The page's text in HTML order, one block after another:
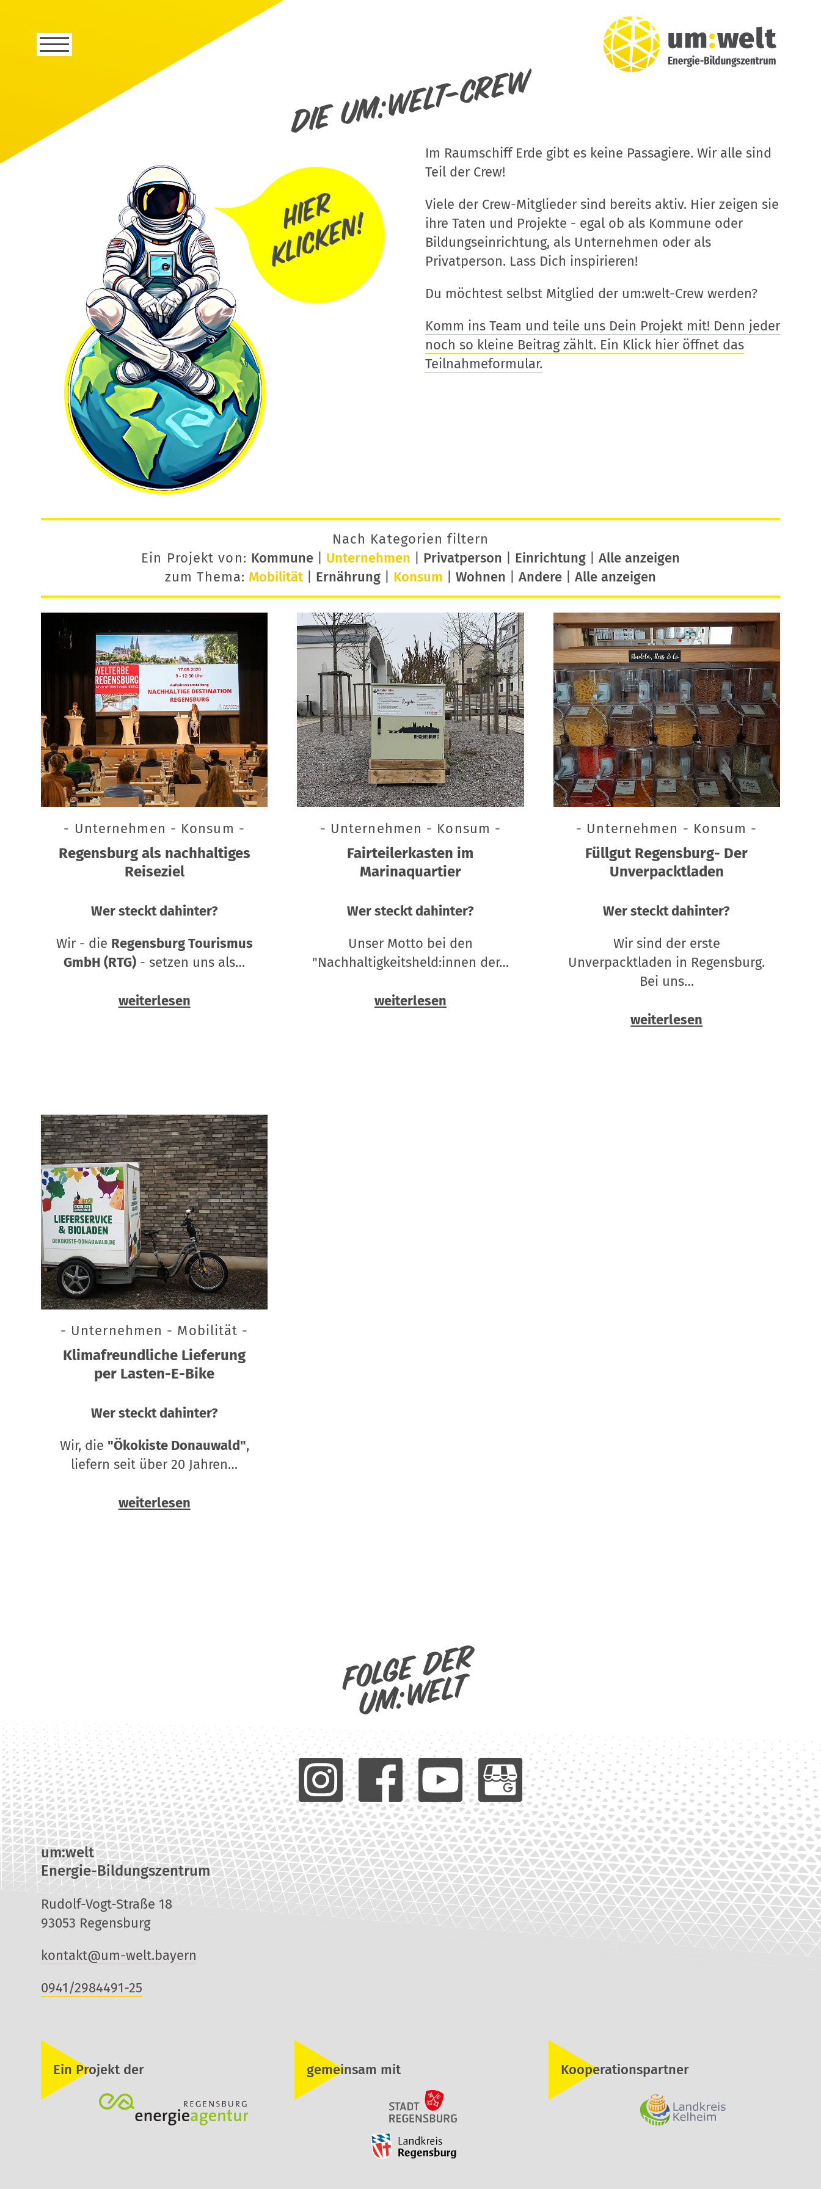
Die um:welt-Crew
Im Raumschiff Erde gibt es keine Passagiere. Wir alle sind
Teil der Crew!
Viele der Crew-Mitglieder sind bereits aktiv. Hier zeigen sie
ihre Taten und Projekte - egal ob als Kommune oder
Bildungseinrichtung, als Unternehmen oder als
Privatperson. Lass Dich inspirieren!
Du möchtest selbst Mitglied der um:welt-Crew werden?
Komm ins Team und teile uns Dein Projekt mit! Denn jeder
noch so kleine Beitrag zählt. Ein Klick hier öffnet das
Teilnahmeformular.
Nach Kategorien filtern
Ein Projekt von: Kommune| Unternehmen Privatperson Einrichtung| Alle anzeigen
zum Thema: Mobilität Ernährung Konsum Wohnen Andere Alle anzeigen
- Unternehmen - Konsum -
Regensburg als nachhaltiges
Reiseziel
Wer steckt dahinter?
Wir - die Regensburg Tourismus
GmbH (RTG) - setzen uns als…
weiterlesen
- Unternehmen - Konsum -
Fairteilerkasten im
Marinaquartier
Wer steckt dahinter?
Unser Motto bei den
"Nachhaltigkeitsheld:innen der…
weiterlesen
- Unternehmen - Konsum -
Füllgut Regensburg- Der
Unverpacktladen
Wer steckt dahinter?
Wir sind der erste
Unverpacktladen in Regensburg.
Bei uns…
weiterlesen
- Unternehmen - Mobilität -
Klimafreundliche Lieferung
per Lasten-E-Bike
Wer steckt dahinter?
Wir, die "Ökokiste Donauwald",
liefern seit über 20 Jahren…
weiterlesen
Folge der
um:welt
um:welt
Energie-Bildungszentrum
Rudolf-Vogt-Straße 18
93053 Regensburg
kontakt@um-welt.bayern
0941/2984491-25
Ein Projekt der gemeinsam mit Kooperationspartner